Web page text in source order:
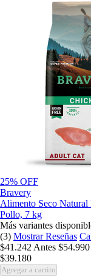
25% OFF
Bravery
Alimento Seco Natural
Pollo, 7 kg
Más variantes
(3) Mostrar Reseñas
$41.242 Antes $54.990
$39.180
Agregar a carrito